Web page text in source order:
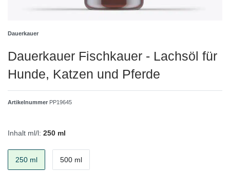
Dauerkauer
Dauerkauer Fischkauer - Lachsöl für
Hunde, Katzen und Pferde
Artikelnummer PP19645
Inhalt ml/l: 250 ml
250 ml 500 ml